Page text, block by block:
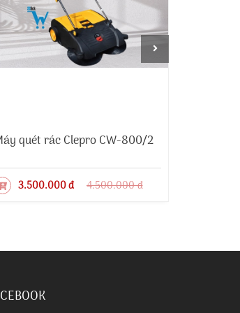
quét rác Clepro CW-800/2
3.500.000 đ 4.500.000 đ